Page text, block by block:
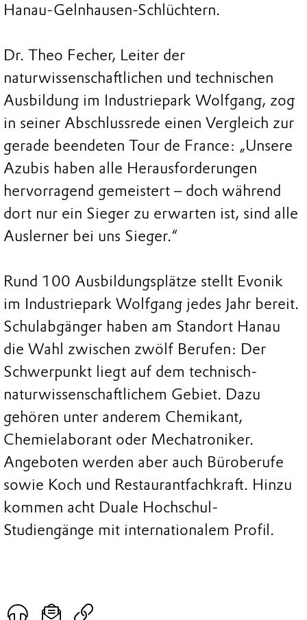
Hanau-Gelnhausen-Schlüchtern.
Dr. Theo Fecher, Leiter der
naturwissenschaftlichen und technischen
Ausbildung im Industriepark Wolfgang, zog
in seiner Abschlussrede einen Vergleich zur
gerade beendeten Tour de France: „Unsere
Azubis haben alle Herausforderungen
hervorragend gemeistert – doch während
dort nur ein Sieger zu erwarten ist, sind alle
Auslerner bei uns Sieger.“
Rund 100 Ausbildungsplätze stellt Evonik
im Industriepark Wolfgang jedes Jahr bereit.
Schulabgänger haben am Standort Hanau
die Wahl zwischen zwölf Berufen: Der
Schwerpunkt liegt auf dem technisch-
naturwissenschaftlichem Gebiet. Dazu
gehören unter anderem Chemikant,
Chemielaborant oder Mechatroniker.
Angeboten werden aber auch Büroberufe
sowie Koch und Restaurantfachkraft. Hinzu
kommen acht Duale Hochschul-
Studiengänge mit internationalem Profil.